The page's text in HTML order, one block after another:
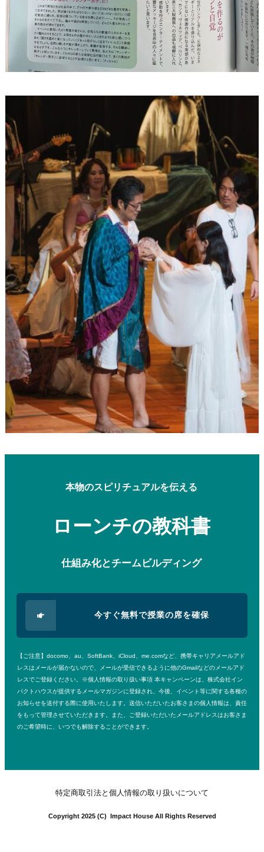
本物のスピリチュアルを伝える
ローンチの教科書
仕組み化とチームビルディング
今すぐ無料で授業の席を確保
【ご注意】docomo、au、SoftBank、iCloud、me.comなど、携帯キャリアメールアド
レスはメールが届かないので、メールが受信できるように他のGmailなどのメールアド
レスでご登録ください。※個人情報の取り扱い事項 本キャンペーンは、株式会社イン
パクトハウスが提供するメールマガジンに登録され、今後、イベント等に関する各種の
お知らせを送付する際に使用いたします。送信いただいたお客さまの個人情報は、責任
をもって管理させていただきます。また、ご登録いただいたメールアドレスはお客さま
のご希望時に、いつでも解除することができます
特定商取引法と個人情報の取り扱いについて
Copyright 2025 (C) Impact House All Rights Reserved